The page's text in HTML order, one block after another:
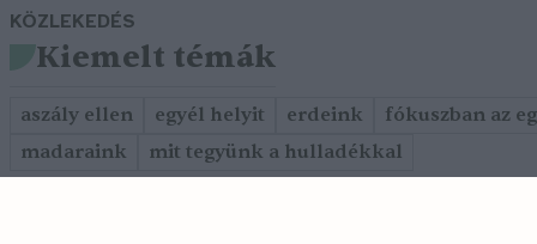
KÖZLEKEDÉS
Kiemelt témák
aszály ellen egyél helyit erdeink fókuszban az
madaraink
mit tegyünk a hulladékkal